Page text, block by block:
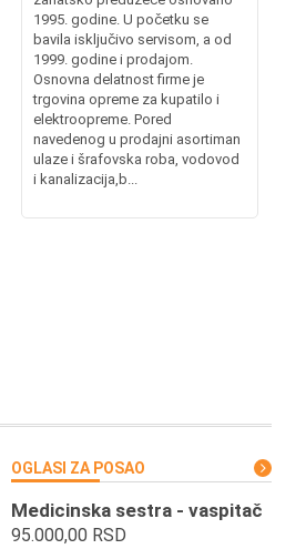
1995. godine. U početku se
bavila isključivo servisom, a od
1999. godine i prodajom.
Osnovna delatnost firme je
trgovina opreme za kupatilo i
elektroopreme. Pored
navedenog u prodajni asortiman
ulaze i šrafovska roba, vodovod
i kanalizacija,b...
OGLASI ZA POSAO
Medicinska sestra - vaspitač
95.000,00 RSD